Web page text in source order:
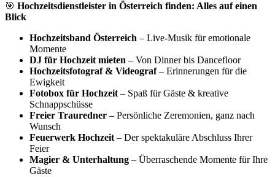
🎯 Hochzeitsdienstleister in Österreich finden: Alles auf einen
Blick
Hochzeitsband Österreich – Live-Musik für emotionale
Momente
DJ für Hochzeit mieten – Von Dinner bis Dancefloor
Hochzeitsfotograf & Videograf– Erinnerungen für die
Ewigkeit
Fotobox für Hochzeit – Spaß für Gäste & kreative
Schnappschüsse
Freier Trauredner – Persönliche Zeremonien, ganz nach
Wunsch
Feuerwerk Hochzeit – Der spektakuläre Abschluss Ihrer
Feier
Magier & Unterhaltung – Überraschende Momente für Ihre
Gäste